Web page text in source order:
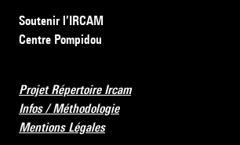
Soutenir l’IRCAM
Centre Pompidou
Projet Répertoire Ircam
Infos / Méthodologie
Mentions Légales